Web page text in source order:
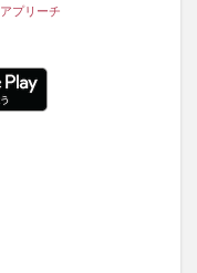
アプリーチ